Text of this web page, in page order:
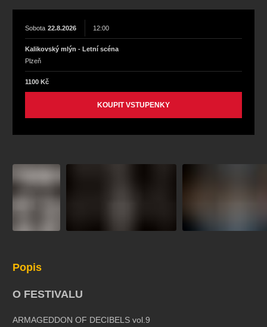
Sobota 22.8.2026 12:00
Kalikovský mlýn - Letní scéna
Plzeň
1100 Kč
KOUPIT VSTUPENKY
Popis
O FESTIVALU
ARMAGEDDON OF DECIBELS vol.9